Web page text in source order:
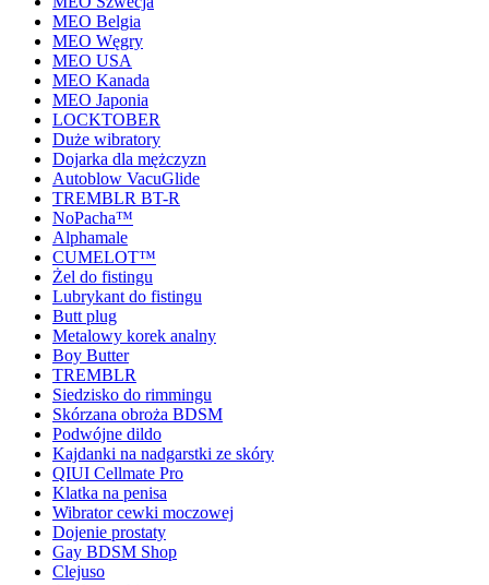
MEO Belgia
MEO Węgry
MEO USA
MEO Kanada
MEO Japonia
LOCKTOBER
Duże wibratory
Dojarka dla mężczyzn
Autoblow VacuGlide
TREMBLR BT-R
NoPacha™
Alphamale
CUMELOT™
Żel do fistingu
Lubrykant do fistingu
Butt plug
Metalowy korek analny
Boy Butter
TREMBLR
Siedzisko do rimmingu
Skórzana obroża BDSM
Podwójne dildo
Kajdanki na nadgarstki ze skóry
QIUI Cellmate Pro
Klatka na penisa
Wibrator cewki moczowej
Dojenie prostaty
Gay BDSM Shop
Clejuso